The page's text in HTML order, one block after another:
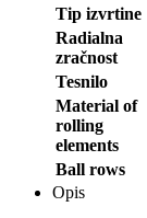
Tip izvrtine
Radialna
zračnost
Tesnilo
Material of
rolling
elements
Ball rows
Opis